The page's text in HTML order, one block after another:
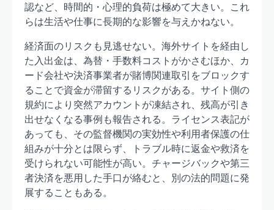
認など、時間的・心理的負荷は極めて大きい。これ
らは生活や仕事に長期的な影響を与えかねない。
経済面のリスクも見逃せない。海外サイトを経由し
た入出金は、為替・手数料コストがかさむほか、カ
ード会社や決済事業者が賭博関連取引をブロックす
ることで資金が滞留するリスクがある。サイト側の
規約により突然アカウントが凍結され、残高が引き
出せなくなる事例も報告される。ライセンス表記が
あっても、その監督機関の実効性や利用者保護の仕
組みが十分とは限らず、トラブル時に返金や救済を
受けられない可能性が高い。チャージバックや第三
者決済を悪用した手口が絡むと、別の法的問題に発
展することもある。